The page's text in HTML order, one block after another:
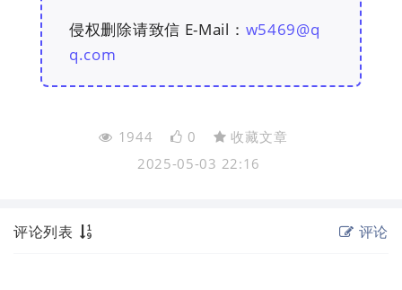
侵权删除请致信 E-Mail： w5469@q
q.com
1944 0
收藏文章
2025-05-03 22:16
评论列表 评论